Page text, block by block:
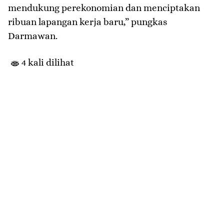
mendukung perekonomian dan menciptakan
ribuan lapangan kerja baru,” pungkas
Darmawan.
4 kali dilihat